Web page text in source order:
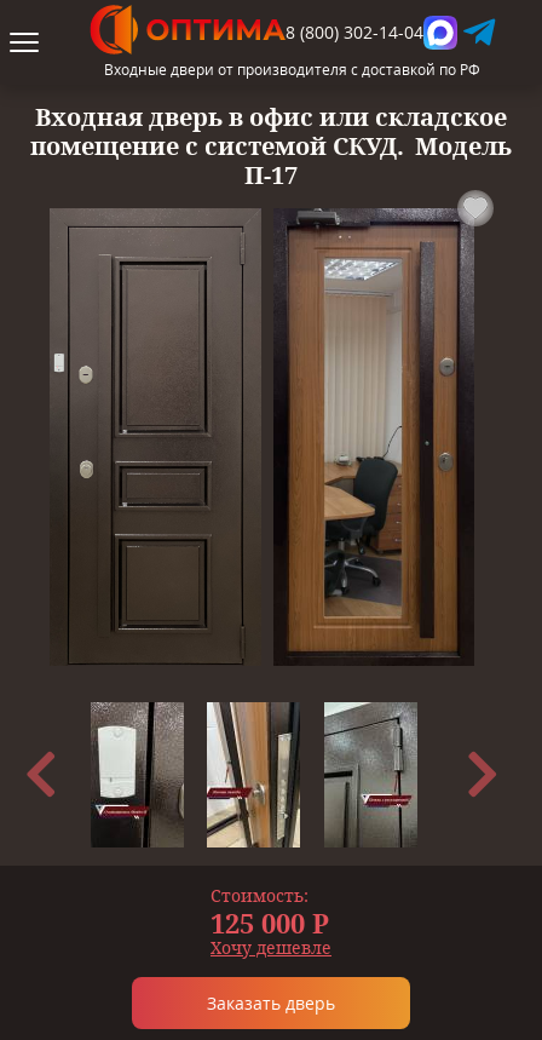
8 (800) 302-14-04
Входные двери от производителя с доставкой по РФ
Входная дверь в офис или складское
помещение с системой СКУД. Модель
П-17
Стоимость:
125 000 Р
Хочу дешевле
Заказать дверь